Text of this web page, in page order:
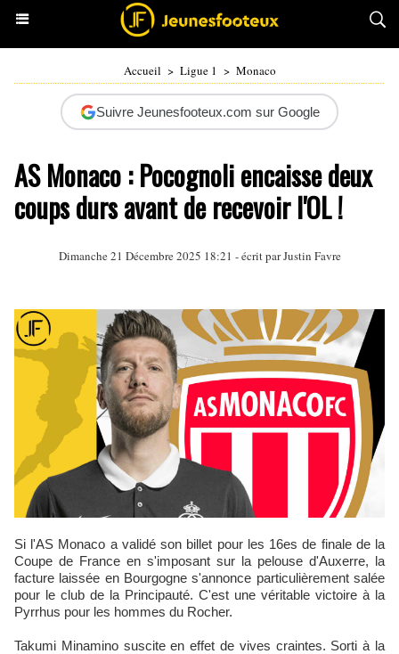
Accueil > Ligue 1 > Monaco
Suivre Jeunesfooteux.com sur Google
AS Monaco : Pocognoli encaisse deux
coups durs avant de recevoir l'OL !
Dimanche 21 Décembre 2025 18:21 - écrit parJustin Favre
Coupe de France en s'imposant sur la pelouse d'Auxerre, la
facture laissée en Bourgogne s'annonce particulièrement salée
pour le club de la Principauté. C'est une véritable victoire à la
Pyrrhus pour les hommes du Rocher.
Takumi Minamino suscite en effet de vives craintes. Sorti à la